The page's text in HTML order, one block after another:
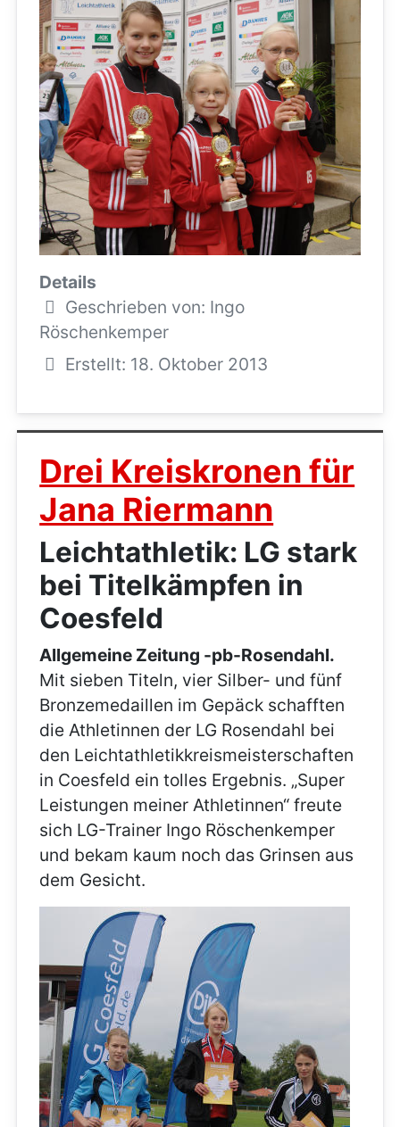
Details
Geschrieben von: Ingo
Röschenkemper
Erstellt: 18. Oktober 2013
Drei Kreiskronen für
Jana Riermann
Leichtathletik: LG stark
bei Titelkämpfen in
Coesfeld
Allgemeine Zeitung -pb-Rosendahl.
Mit sieben Titeln, vier Silber- und fünf
Bronzemedaillen im Gepäck schafften
die Athletinnen der LG Rosendahl bei
den Leichtathletikkreismeisterschaften
in Coesfeld ein tolles Ergebnis. „Super
Leistungen meiner Athletinnen“ freute
sich LG-Trainer Ingo Röschenkemper
und bekam kaum noch das Grinsen aus
dem Gesicht.